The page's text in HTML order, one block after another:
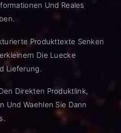
Und Reales
Produkttexte Senken
Die Luecke
Lieferung.
Direkten Produktlink,
Und Waehlen Sie Dann